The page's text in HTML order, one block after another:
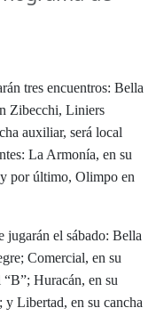
tres encuentros: Bella
Zibecchi, Liniers
auxiliar, será local
La Armonía, en su
por último, Olimpo en
jugarán el sábado: Bella
Comercial, en su
Huracán, en su
Libertad, en su cancha